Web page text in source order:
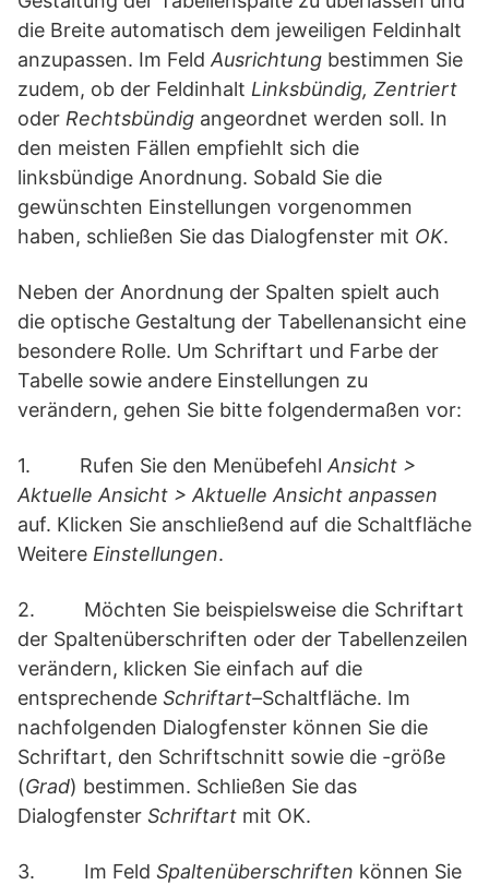
die Breite automatisch dem jeweiligen Feldinhalt
anzupassen. Im Feld Ausrichtung bestimmen Sie
zudem, ob der Feldinhalt Linksbündig, Zentriert
oder Rechtsbündig angeordnet werden soll. In
den meisten Fällen empfiehlt sich die
linksbündige Anordnung. Sobald Sie die
gewünschten Einstellungen vorgenommen
haben, schließen Sie das Dialogfenster mit OK.
Neben der Anordnung der Spalten spielt auch
die optische Gestaltung der Tabellenansicht eine
besondere Rolle. Um Schriftart und Farbe der
Tabelle sowie andere Einstellungen zu
verändern, gehen Sie bitte folgendermaßen vor:
1. Rufen Sie den Menübefehl Ansicht >
Aktuelle Ansicht > Aktuelle Ansicht anpassen
auf. Klicken Sie anschließend auf die Schaltfläche
Weitere Einstellungen.
2. Möchten Sie beispielsweise die Schriftart
der Spaltenüberschriften oder der Tabellenzeilen
verändern, klicken Sie einfach auf die
entsprechende Schriftart–Schaltfläche. Im
nachfolgenden Dialogfenster können Sie die
Schriftart, den Schriftschnitt sowie die -größe
(Grad) bestimmen. Schließen Sie das
Dialogfenster Schriftart mit OK.
3. Im Feld Spaltenüberschriften können Sie